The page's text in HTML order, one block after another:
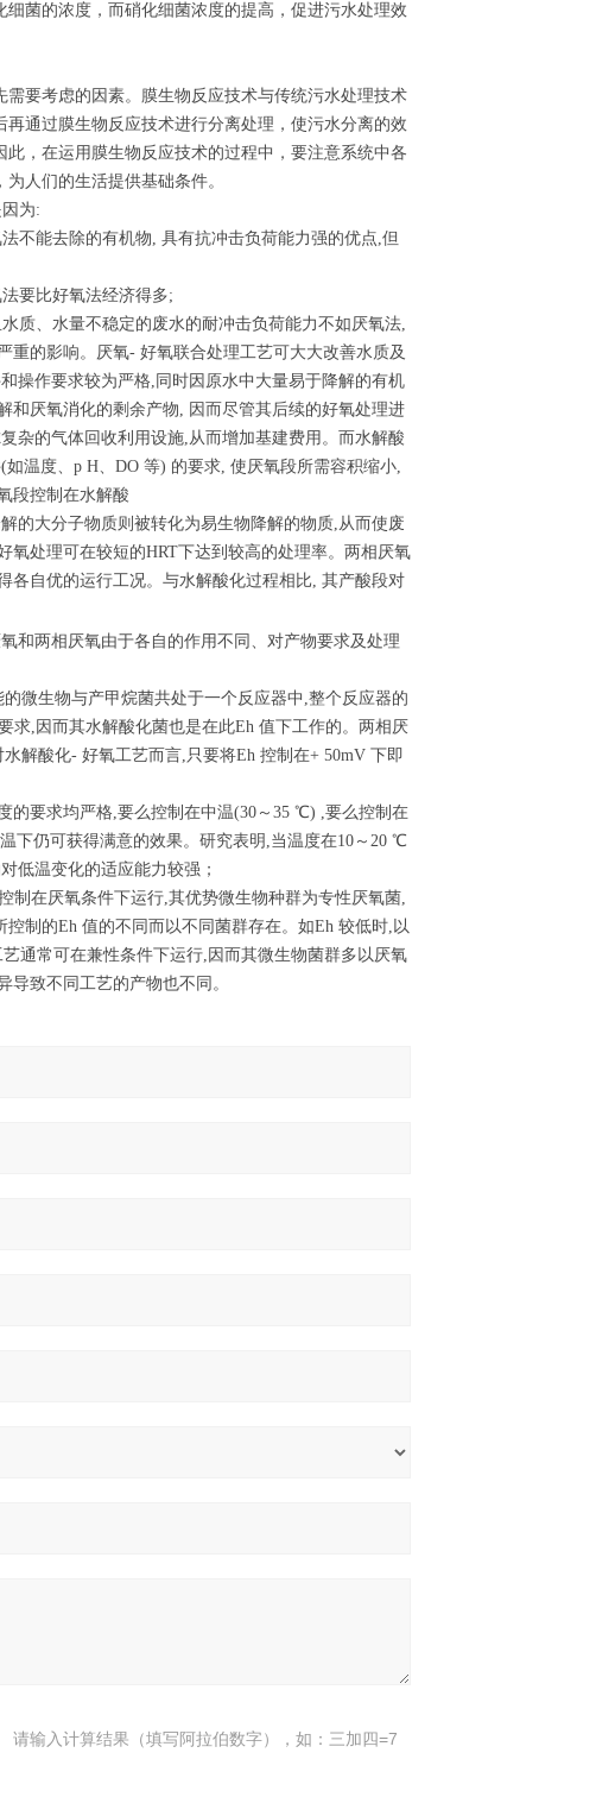
菌的浓度，而硝化细菌浓度的提高，促进污水处理效
要考虑的因素。膜生物反应技术与传统污水处理技术
通过膜生物反应技术进行分离处理，使污水分离的效
，在运用膜生物反应技术的过程中，要注意系统中各
人们的生活提供基础条件。
为:
不能去除的有机物, 具有抗冲击负荷能力强的优点,但
要比好氧法经济得多;
质、水量不稳定的废水的耐冲击负荷能力不如厌氧法,
的影响。厌氧- 好氧联合处理工艺可大大改善水质及
操作要求较为严格,同时因原水中大量易于降解的有机
和厌氧消化的剩余产物, 因而尽管其后续的好氧处理进
杂的气体回收利用设施,从而增加基建费用。而水解酸
温度、p H、DO 等) 的要求, 使厌氧段所需容积缩小,
段控制在水解酸
的大分子物质则被转化为易生物降解的物质,从而使废
处理可在较短的HRT下达到较高的处理率。两相厌氧
各自优的运行工况。与水解酸化过程相比, 其产酸段对
和两相厌氧由于各自的作用不同、对产物要求及处理
微生物与产甲烷菌共处于一个反应器中,整个反应器的
求,因而其水解酸化菌也是在此Eh 值下工作的。两相厌
解酸化- 好氧工艺而言,只要将Eh 控制在+ 50mV 下即
的要求均严格,要么控制在中温(30～35 ℃) ,要么控制在
下仍可获得满意的效果。研究表明,当温度在10～20 ℃
低温变化的适应能力较强；
制在厌氧条件下运行,其优势微生物种群为专性厌氧菌,
制的Eh 值的不同而以不同菌群存在。如Eh 较低时,以
通常可在兼性条件下运行,因而其微生物菌群多以厌氧
致不同工艺的产物也不同。
请输入计算结果（填写阿拉伯数字），如：三加四=7